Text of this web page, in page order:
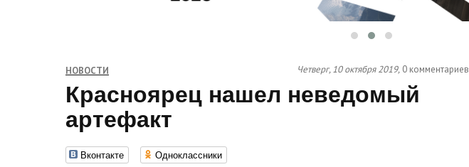
НОВОСТИ Четверг, 10 октября 2019, 0 комментариев
Красноярец нашел неведомый
артефакт
Вконтакте Одноклассники